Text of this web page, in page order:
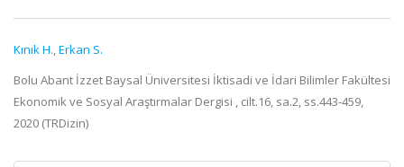
Kınık H.,Erkan S.
Bolu Abant İzzet Baysal Üniversitesi İktisadi ve İdari Bilimler Fakültesi
Ekonomik ve Sosyal Araştırmalar Dergisi , cilt.16, sa.2, ss.443-459,
2020 (TRDizin)